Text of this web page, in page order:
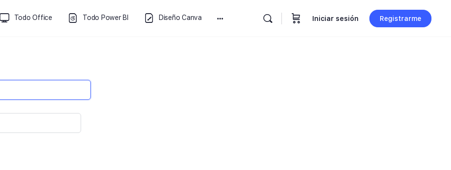
Todo Office Todo Power BI Diseño Canva Iniciar sesión Registrarme